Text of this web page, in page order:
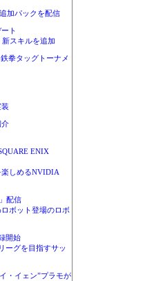
加パックを配信
ト
スキルを追加
拳タッグトーナメ
介
ENIX
楽しめるNVIDIA
配信
ボット登場のロボ
開始
ーグを目指すサッ
・イェン”プラモが